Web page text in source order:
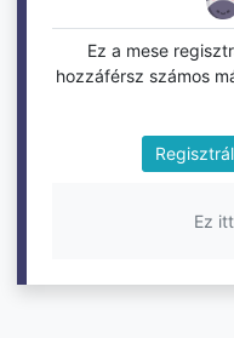
Ez a mese
hozzáférsz számos
Ez